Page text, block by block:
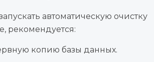
автоматическую очистку
рекомендуется:
копию базы данных.